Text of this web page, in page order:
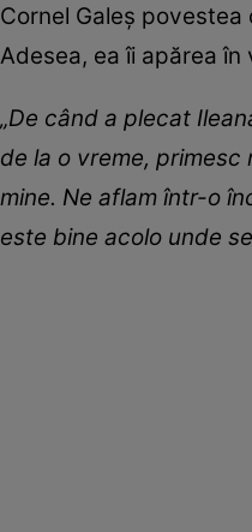
Cornel Galeș povestea
Adesea, ea îi apărea în
„De când a plecat
de la o vreme,
mine. Ne aflam într-o
este bine acolo unde